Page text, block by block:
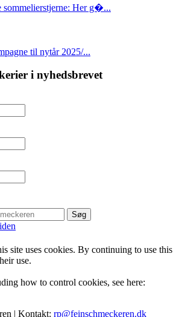
sommelierstjerne: Her g�...
til nytår 2025/...
i nyhedsbrevet
site uses cookies. By continuing to use this
use.
how to control cookies, see here:
| Kontakt: rp@feinschmeckeren.dk